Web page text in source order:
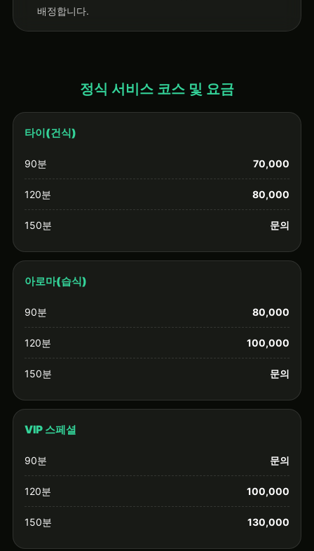
배정합니다.
정식 서비스 코스 및 요금
타이(건식)
90분 70,000
120분 80,000
150분 문의
아로마(습식)
90분 80,000
120분 100,000
150분 문의
VIP 스페셜
90분 문의
120분 100,000
150분 130,000